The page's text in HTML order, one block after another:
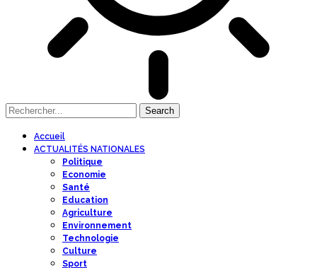
Accueil
ACTUALITÉS NATIONALES
Politique
Economie
Santé
Education
Agriculture
Environnement
Technologie
Culture
Sport